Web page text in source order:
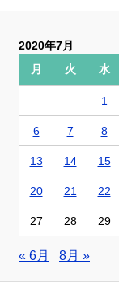
2020年7月
月
火 水
1
6 7 8
13 14 15
20 21 22
27 28 29
« 6月 8月 »